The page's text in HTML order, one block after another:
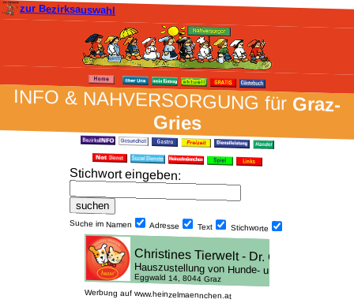
zur Bezirksauswahl
INFO & NAH­VER­SORG­UNG fürGraz-
Gries
Stich­wort ein­geben:
Suche im Namen Adresse Text Stich­worte
Werbung auf www.heinzelmaennchen.at